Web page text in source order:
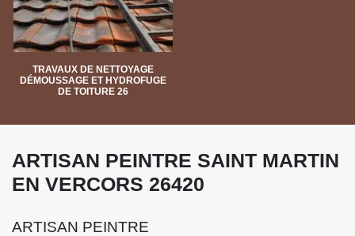
TRAVAUX DE NETTOYAGE
DÉMOUSSAGE ET HYDROFUGE
DE TOITURE 26
ARTISAN PEINTRE SAINT MARTIN
EN VERCORS 26420
ARTISAN PEINTRE